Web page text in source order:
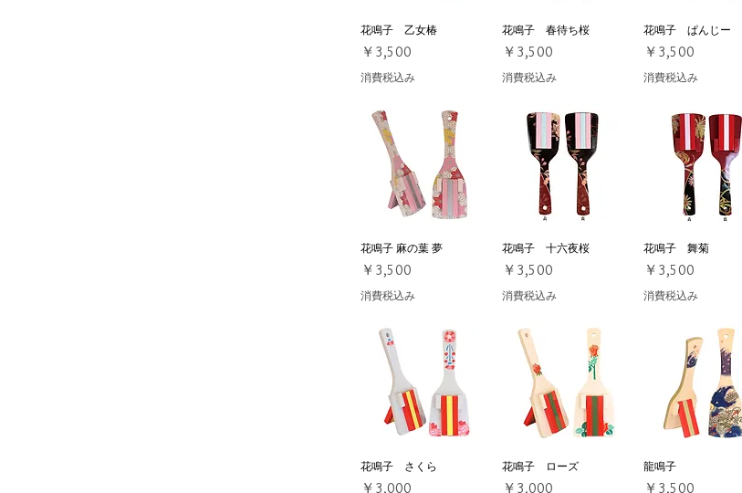
クイックビュー
花鳴子 乙女椿
価格
￥3,500
消費税込み
クイックビュー
花鳴子 春待ち桜
価格
￥3,500
消費税込み
クイックビュー
花鳴子 ぱんじー
価格
￥3,500
消費税込み
クイックビュー
花鳴子 麻の葉 夢
価格
￥3,500
消費税込み
クイックビュー
花鳴子 十六夜桜
価格
￥3,500
消費税込み
クイックビュー
花鳴子 舞菊
価格
￥3,500
消費税込み
クイックビュー
花鳴子 さくら
価格
￥3,000
クイックビュー
花鳴子 ローズ
価格
￥3,000
クイックビュー
龍鳴子
価格
￥3,500